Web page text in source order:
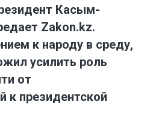
Касым-
Zakon.kz.
к народу в среду,
усилить роль
от
к президентской